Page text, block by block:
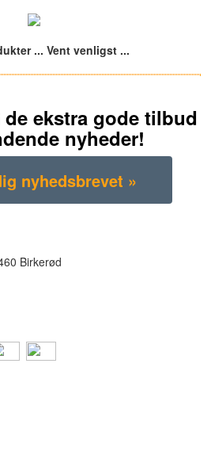
... Vent venligst ...
ekstra gode tilbud
nyheder!
Birkerød